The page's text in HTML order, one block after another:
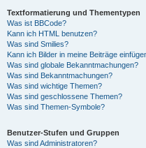
Textformatierung und Thementypen
Was ist BBCode?
Kann ich HTML benutzen?
Was sind Smilies?
Kann ich Bilder in meine Beiträge
Was sind globale Bekanntmachungen?
Was sind Bekanntmachungen?
Was sind wichtige Themen?
Was sind geschlossene Themen?
Was sind Themen-Symbole?
Benutzer-Stufen und Gruppen
Was sind Administratoren?